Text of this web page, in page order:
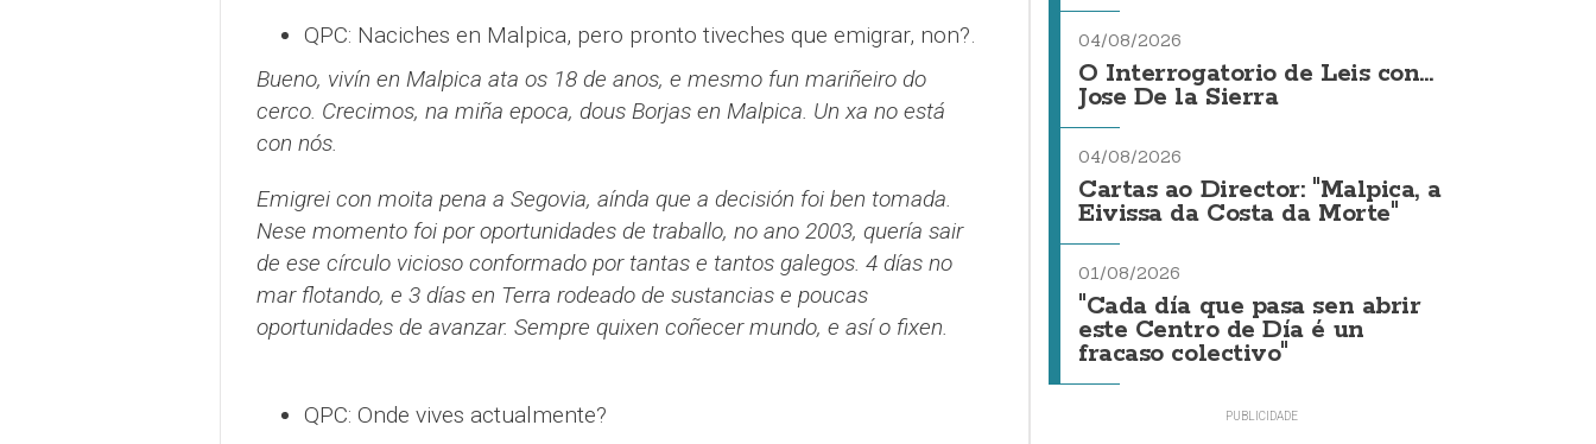
QPC: Naciches en Malpica, pero pronto tiveches que emigrar, non?.
Bueno, vivín en Malpica ata os 18 de anos, e mesmo fun mariñeiro do
cerco. Crecimos, na miña epoca, dous Borjas en Malpica. Un xa no está
con nós.
Emigrei con moita pena a Segovia, aínda que a decisión foi ben tomada.
Nese momento foi por oportunidades de traballo, no ano 2003, quería sair
de ese círculo vicioso conformado por tantas e tantos galegos. 4 días no
mar flotando, e 3 días en Terra rodeado de sustancias e poucas
oportunidades de avanzar. Sempre quixen coñecer mundo, e así o fixen.
QPC: Onde vives actualmente?
04/08/2026
O Interrogatorio de Leis con...
Jose De la Sierra
04/08/2026
Cartas ao Director: "Malpica, a
Eivissa da Costa da Morte"
01/08/2026
"Cada día que pasa sen abrir
este Centro de Día é un
fracaso colectivo"